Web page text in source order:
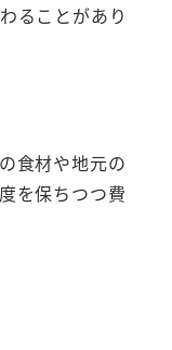
ることがあり
食材や地元の
を保ちつつ費